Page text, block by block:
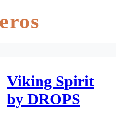
Viking Spirit
by DROPS